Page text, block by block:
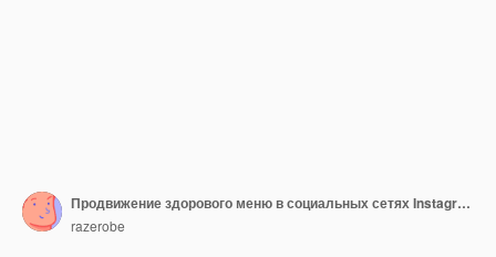
Продвижение здорового меню в социальных сетях Instagram пост баннер шаблон
razerobe